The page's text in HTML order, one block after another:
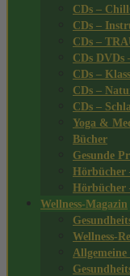
CDs –
CDs –
CDs –
CDs DVDs
CDs –
CDs –
CDs –
Yoga &
Bücher
Gesunde
Hörbücher
Hörbücher
Wellness-Magazin
Wellness-
Allgemeine